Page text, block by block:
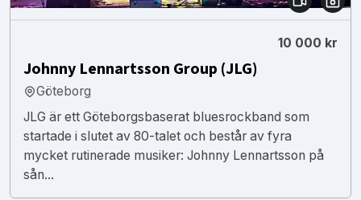
10 000 kr
Johnny Lennartsson Group (JLG)
Göteborg
JLG är ett Göteborgsbaserat bluesrockband som
startade i slutet av 80-talet och består av fyra
mycket rutinerade musiker: Johnny Lennartsson på
sån...